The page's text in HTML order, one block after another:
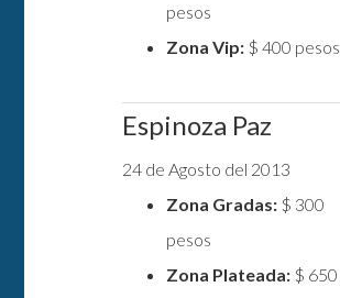
pesos
Zona Vip: $ 400 pesos
Espinoza Paz
24 de Agosto del 2013
Zona Gradas: $ 300
pesos
Zona Plateada: $ 650